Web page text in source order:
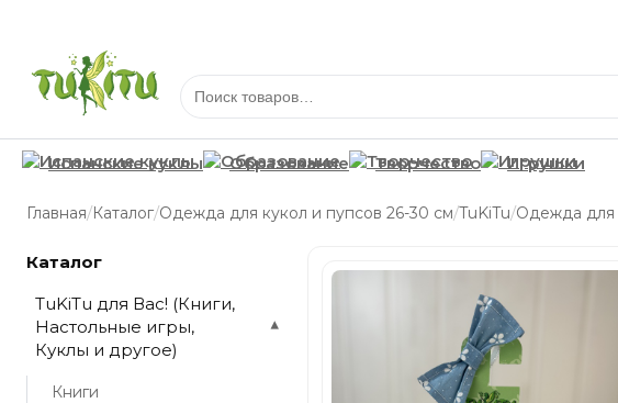
Испанские куклы Образование Творчество Игрушки
Главная/Каталог/Одежда для кукол и пупсов 26-30 см/TuKiTu/Одежда для
Каталог
TuKiTu для Вас! (Книги,
Настольные игры,
Куклы и другое)
▾
Книги